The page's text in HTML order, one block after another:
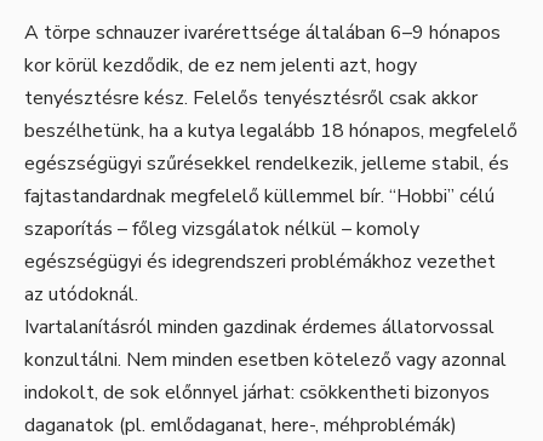
A törpe schnauzer ivarérettsége általában 6–9 hónapos
kor körül kezdődik, de ez nem jelenti azt, hogy
tenyésztésre kész. Felelős tenyésztésről csak akkor
beszélhetünk, ha a kutya legalább 18 hónapos, megfelelő
egészségügyi szűrésekkel rendelkezik, jelleme stabil, és
fajtastandardnak megfelelő küllemmel bír. “Hobbi” célú
szaporítás – főleg vizsgálatok nélkül – komoly
egészségügyi és idegrendszeri problémákhoz vezethet
az utódoknál.
Ivartalanításról minden gazdinak érdemes állatorvossal
konzultálni. Nem minden esetben kötelező vagy azonnal
indokolt, de sok előnnyel járhat: csökkentheti bizonyos
daganatok (pl. emlődaganat, here-, méhproblémák)